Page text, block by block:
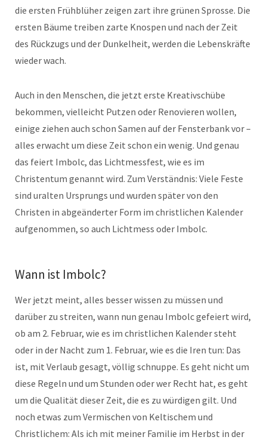
die ersten Frühblüher zeigen zart ihre grünen Sprosse. Die
ersten Bäume treiben zarte Knospen und nach der Zeit
des Rückzugs und der Dunkelheit, werden die Lebenskräfte
wieder wach.
Auch in den Menschen, die jetzt erste Kreativschübe
bekommen, vielleicht Putzen oder Renovieren wollen,
einige ziehen auch schon Samen auf der Fensterbank vor –
alles erwacht um diese Zeit schon ein wenig. Und genau
das feiert Imbolc, das Lichtmessfest, wie es im
Christentum genannt wird. Zum Verständnis: Viele Feste
sind uralten Ursprungs und wurden später von den
Christen in abgeänderter Form im christlichen Kalender
aufgenommen, so auch Lichtmess oder Imbolc.
Wann ist Imbolc?
Wer jetzt meint, alles besser wissen zu müssen und
darüber zu streiten, wann nun genau Imbolc gefeiert wird,
ob am 2. Februar, wie es im christlichen Kalender steht
oder in der Nacht zum 1. Februar, wie es die Iren tun: Das
ist, mit Verlaub gesagt, völlig schnuppe. Es geht nicht um
diese Regeln und um Stunden oder wer Recht hat, es geht
um die Qualität dieser Zeit, die es zu würdigen gilt. Und
noch etwas zum Vermischen von Keltischem und
Christlichem: Als ich mit meiner Familie im Herbst in der